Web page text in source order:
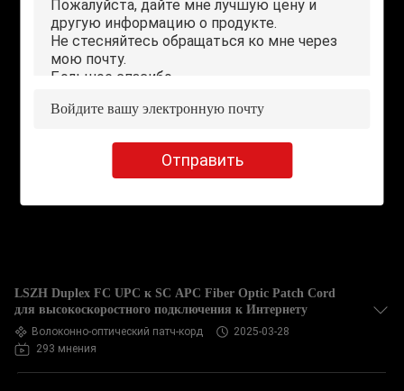
Отправить
LSZH Duplex FC UPC к SC APC Fiber Optic Patch Cord
для высокоскоростного подключения к Интернету
Волоконно-оптический патч-корд
2025-03-28
293 мнения